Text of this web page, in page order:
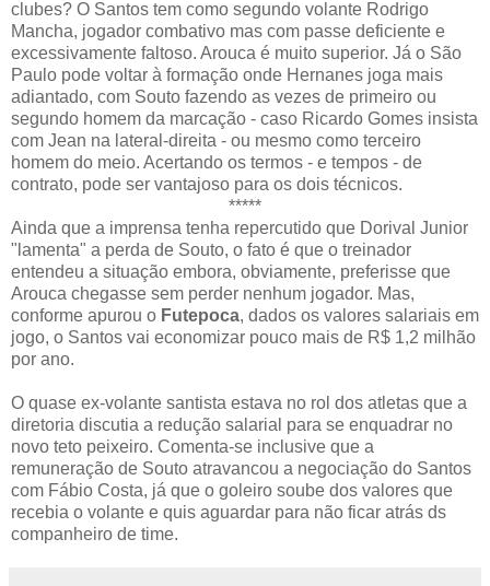
clubes? O Santos tem como segundo volante Rodrigo
Mancha, jogador combativo mas com passe deficiente e
excessivamente faltoso. Arouca é muito superior. Já o São
Paulo pode voltar à formação onde Hernanes joga mais
adiantado, com Souto fazendo as vezes de primeiro ou
segundo homem da marcação - caso Ricardo Gomes insista
com Jean na lateral-direita - ou mesmo como terceiro
homem do meio. Acertando os termos - e tempos - de
contrato, pode ser vantajoso para os dois técnicos.
*****
Ainda que a imprensa tenha repercutido que Dorival Junior
"lamenta" a perda de Souto, o fato é que o treinador
entendeu a situação embora, obviamente, preferisse que
Arouca chegasse sem perder nenhum jogador. Mas,
conforme apurou o Futepoca, dados os valores salariais em
jogo, o Santos vai economizar pouco mais de R$ 1,2 milhão
por ano.
O quase ex-volante santista estava no rol dos atletas que a
diretoria discutia a redução salarial para se enquadrar no
novo teto peixeiro. Comenta-se inclusive que a
remuneração de Souto atravancou a negociação do Santos
com Fábio Costa, já que o goleiro soube dos valores que
recebia o volante e quis aguardar para não ficar atrás ds
companheiro de time.